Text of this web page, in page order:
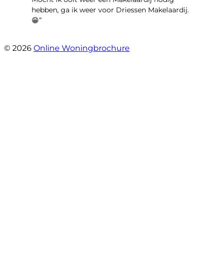
hebben, ga ik weer voor Driessen Makelaardij.
😁”
© 2026 Online Woningbrochure